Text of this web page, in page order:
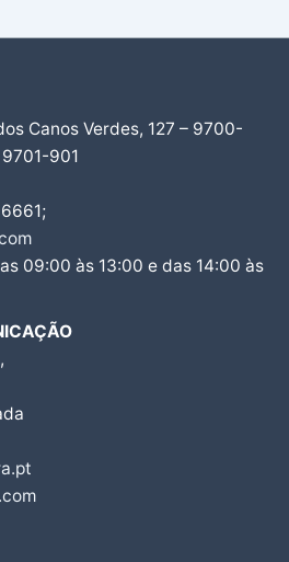
Canos Verdes, 127 – 9700-
901
09:00 às 13:00 e das 14:00 às